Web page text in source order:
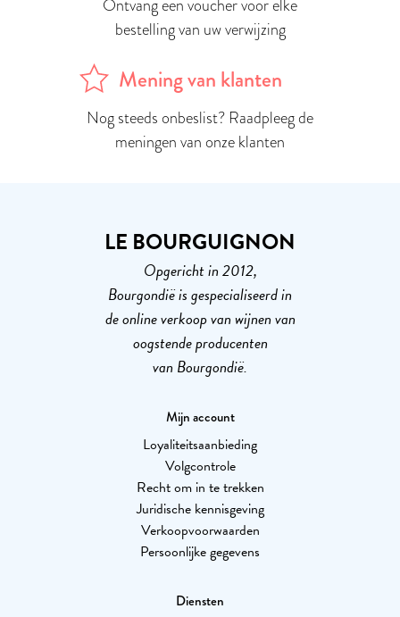
Ontvang een voucher voor elke
bestelling van uw verwijzing
Mening van klanten
Nog steeds onbeslist? Raadpleeg de
meningen van onze klanten
LE BOURGUIGNON
Opgericht in 2012,
Bourgondië is gespecialiseerd in
de online verkoop van wijnen van
oogstende producenten
van Bourgondië.
Mijn account
Loyaliteitsaanbieding
Volgcontrole
Recht om in te trekken
Juridische kennisgeving
Verkoopvoorwaarden
Persoonlijke gegevens
Diensten